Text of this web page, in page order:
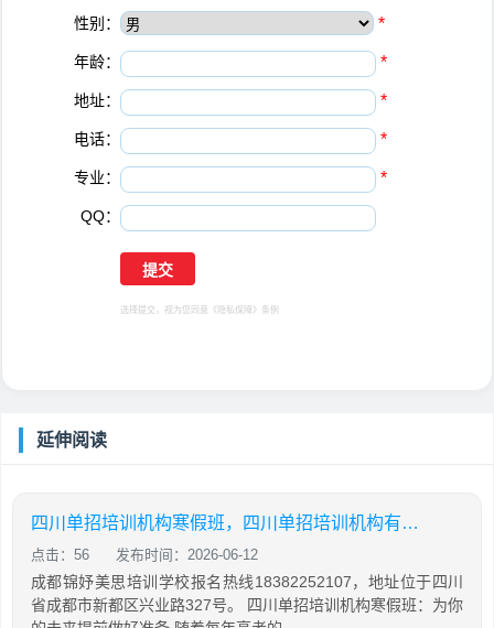
性别： *
年龄： *
地址： *
电话： *
专业： *
QQ：
选择提交，视为您同意 《隐私保障》 条例
延伸阅读
四川单招培训机构寒假班，四川单招培训机构有哪些
点击：56 发布时间：2026-06-12
成都锦妤美思培训学校报名热线18382252107，地址位于四川
省成都市新都区兴业路327号。 四川单招培训机构寒假班：为你